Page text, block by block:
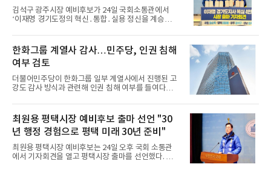
혼잡도에 맞춰 탄력적으로 조정하여, 이용객이 몰리
는 18시부터 19시 30분까지는 10분, 이후 21시까지
는 15분 간격으로 운행해 평균 배차 간격을 12분 수준
를 정부에 적극
속 제시
김석구 광주시장 예비후보가 24일 국회소통관에서
‘이재명 경기도정의 혁신․통합․실용 정신을 계승하
예비후보를 비롯해 김지호 성남시장 예비후보, 정순
욱 의왕시장 예비후보, 최원용 평택시장 예비후보가
참여했다. 이들은 민선7기 경기도정에서 이재명 대통
령과 함께 호흡을 맞춘 핵심 참모 출신들이다.이날 4
명의 예비후보는 ‘이재명 경기도정의 혁신․통합․실
용 정신을 계승하는 공동발전 정책협약서’를 발표하
고, 수도권 남부 혁신벨트 구축을 선언했다.이재명 대
재현해 나가
한화그룹 계열사 감사…민주당, 인권 침해
여부 검토
더불어민주당이 한화그룹 일부 계열사에서 진행된 고
강도 감사 방식과 관련해 인권 침해 여부를 들여다보
대응도 검토할 방침이다.25일 업계와 정치권에 따르
면 민주당 을지로위원회는 한화그룹 계열사에서 진행
된 감사 과정과 관련한 자료를 확보해 사실관계를 확
인 중이다. 민주당 을지로위원장은 민병덕 의원으로,
을지로위원회는 불공정한 갑을 관계로 인한 민생 문
제 해결을 목적으로 민주당 산하에 설치된 기구다.한
화그룹은 최근 한화솔루션에 이어 한화에어로스페이
최원용 평택시장 예비후보 출마 선언 "30
년 행정 경험으로 평택 미래 30년 준비"
최원용 평택시장 예비후보는 24일 오후 국회 소통관
에서 기자회견을 열고 평택시장 출마를 선언했다. 이